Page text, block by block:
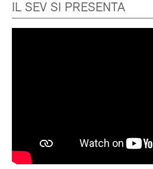
IL SEV SI PRESENTA